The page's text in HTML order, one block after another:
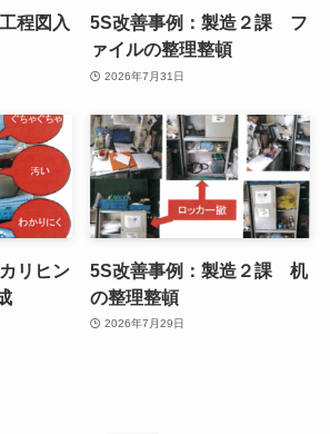
程図入
5S改善事例：製造２課 フ
ァイルの整理整頓
2026年7月31日
リヒン
5S改善事例：製造２課 机
の整理整頓
2026年7月29日